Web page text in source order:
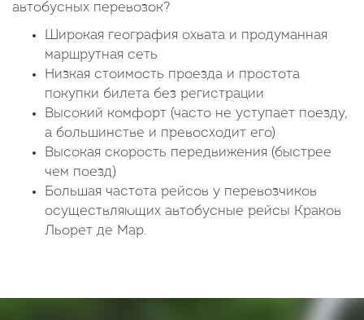
автобусных перевозок?
Широкая география охвата и продуманная
маршрутная сеть
Низкая стоимость проезда и простота
покупки билета без регистрации
Высокий комфорт (часто не уступает поезду,
а большинстве и превосходит его)
Высокая скорость передвижения (быстрее
чем поезд)
Большая частота рейсов у перевозчиков
осуществляющих автобусные рейсы Краков
Льорет де Мар.